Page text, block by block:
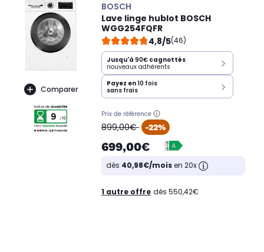
Comparer
BOSCH
Lave linge hublot BOSCH
WGG254FQFR
4,8/5(46)
Jusqu'à 90€ cagnottés
nouveaux adhérents
Payez en10 fois
sans frais
Prix de référence
oldPrice
899,00€ -22%
699,00€
dès 40,98€/moisen 20x
1 autre offre dès 550,42€